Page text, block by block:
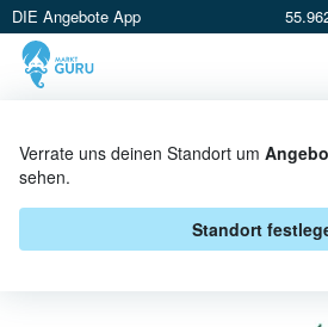
DIE Angebote App
Verrate uns deinen Standort um
sehen.
Standort
LANDJUNKER BEI
ANGEBOTE &